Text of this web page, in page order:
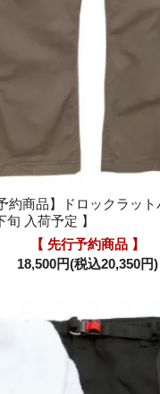
約商品】ドロックラッ
入荷予定 】
【 先行予約商品 】
18,500円(税込20,350円)